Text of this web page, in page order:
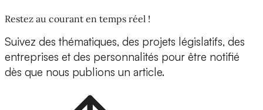
Restez au courant en temps réel !
Suivez des thématiques, des projets législatifs, des
entreprises et des personnalités pour être notifié
dès que nous publions un article.